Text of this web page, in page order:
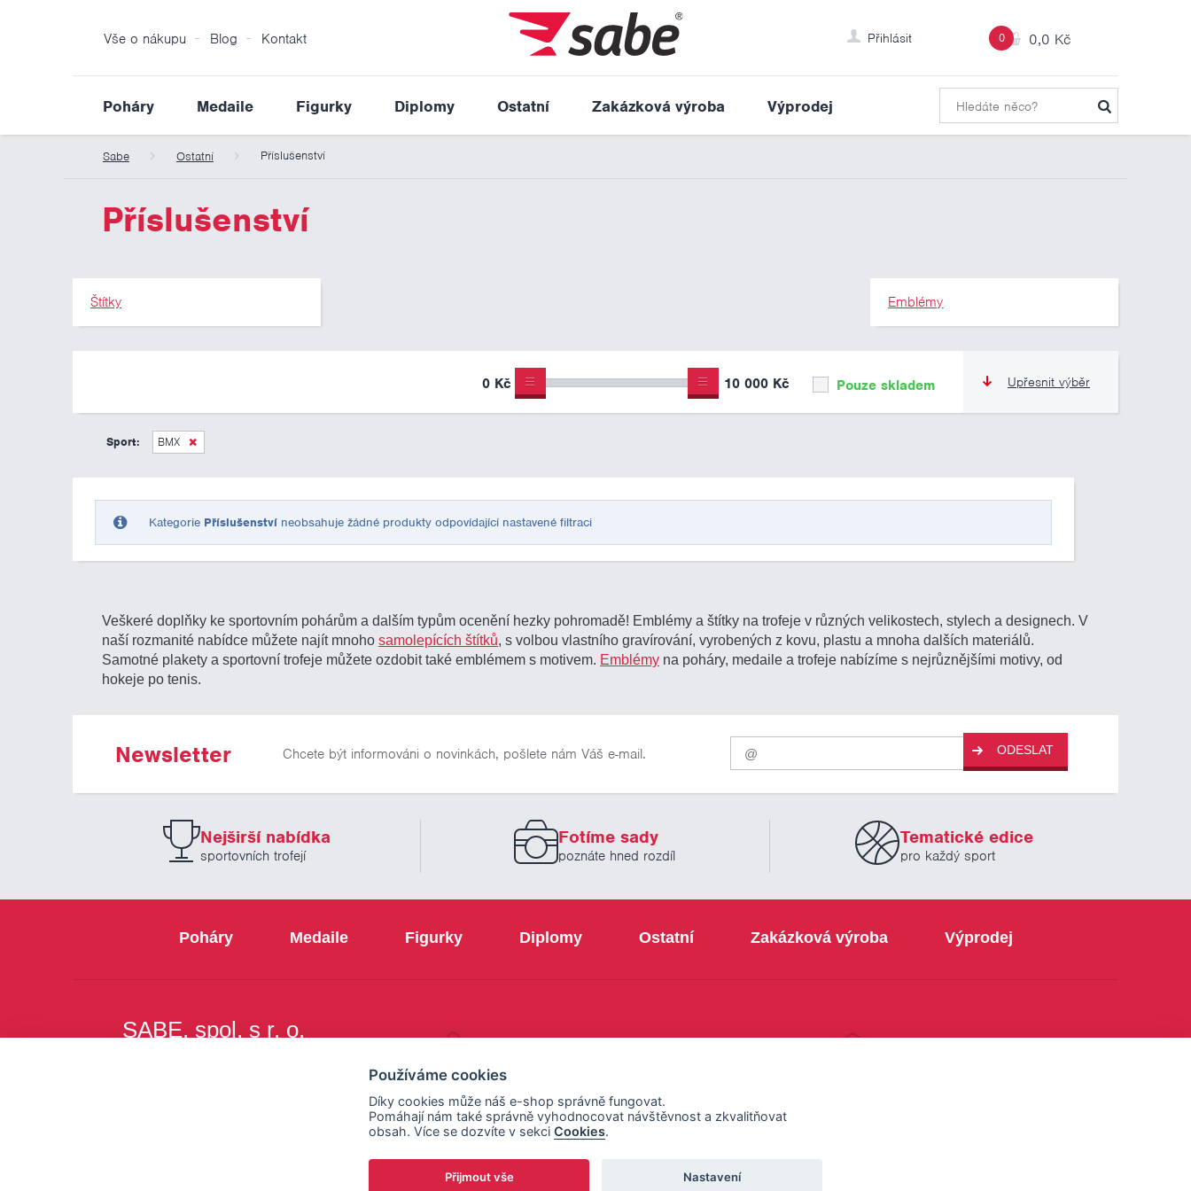
0 0,0 Kč
Přihlásit
Vše o nákupu Blog Kontakt
Poháry Medaile Figurky Diplomy Ostatní Zakázková výroba Výprodej
Sabe Ostatní Příslušenství
Příslušenství
Štítky Emblémy
Upřesnit výběr
Pouze skladem
0 Kč 10 000 Kč
Sport: BMX
Kategorie Příslušenstvíneobsahuje žádné produkty odpovídající nastavené filtraci
Veškeré doplňky ke sportovním pohárům a dalším typům ocenění hezky pohromadě! Emblémy a štítky na trofeje v různých velikostech, stylech a designech. V
naší rozmanité nabídce můžete najít mnoho samolepících štítků, s volbou vlastního gravírování, vyrobených z kovu, plastu a mnoha dalších materiálů.
Samotné plakety a sportovní trofeje můžete ozdobit také emblémem s motivem. Emblémyna poháry, medaile a trofeje nabízíme s nejrůznějšími motivy, od
hokeje po tenis.
Newsletter Chcete být informováni o novinkách, pošlete nám Váš e-mail.
Pro
odběr
našich
novinek
ODESLAT
Nejširší nabídka
sportovních trofejí
Fotíme sady
poznáte hned rozdíl
Tematické edice
pro každý sport
Poháry Medaile Figurky Diplomy Ostatní Zakázková výroba Výprodej
SABE, spol. s r. o.
nastavení cookies
Používáme cookies
Díky cookies může náš e-shop správně fungovat.
Pomáhají nám také správně vyhodnocovat návštěvnost a zkvalitňovat
obsah. Více se dozvíte v sekci Cookies.
Přijmout vše Nastavení